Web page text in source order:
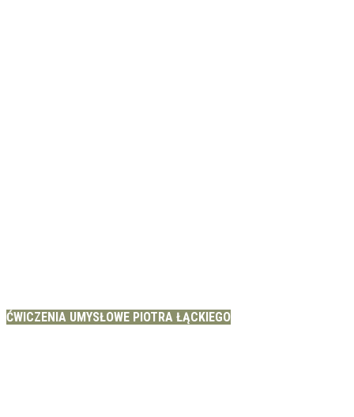
ĆWICZENIA UMYSŁOWE PIOTRA ŁĄCKIEGO